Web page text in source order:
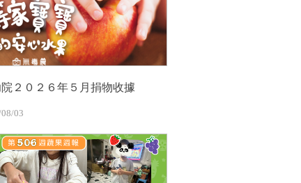
２０２６年５月捐物收據
03